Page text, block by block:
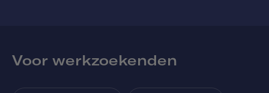
Voor werkzoekenden